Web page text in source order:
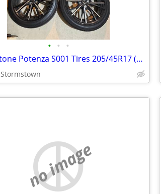
• • •
Bridgestone Potenza S001 Tires 205/45R17 (used OEM tire from '24 Mazda MX-5)
Stormstown
no image